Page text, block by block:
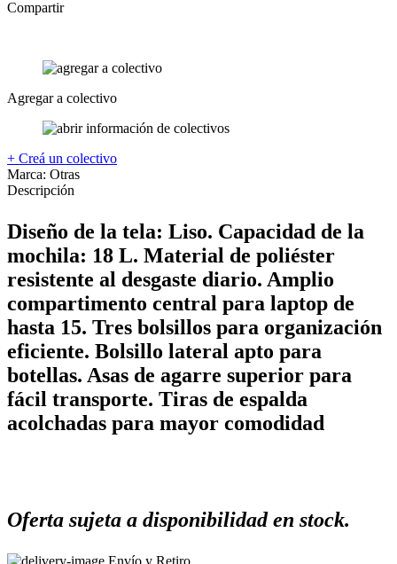
Compartir
Agregar a colectivo
+ Creá un colectivo
Marca: Otras
Descripción
Diseño de la tela: Liso. Capacidad de la
mochila: 18 L. Material de poliéster
resistente al desgaste diario. Amplio
compartimento central para laptop de
hasta 15. Tres bolsillos para organización
eficiente. Bolsillo lateral apto para
botellas. Asas de agarre superior para
fácil transporte. Tiras de espalda
acolchadas para mayor comodidad
Oferta sujeta a disponibilidad en stock.
Envío y Retiro